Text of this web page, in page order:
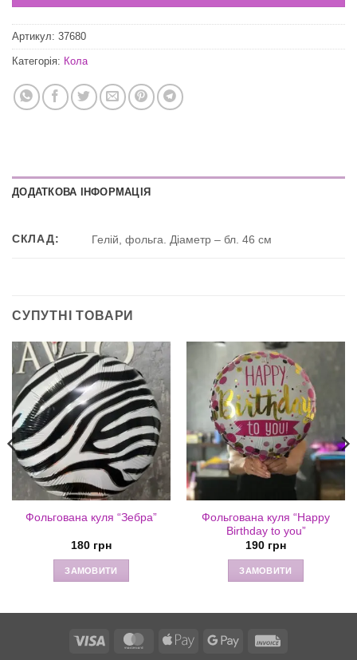
Артикул: 37680
Категорія: Кола
ДОДАТКОВА ІНФОРМАЦІЯ
СКЛАД: Гелій, фольга. Діаметр – бл. 46 см
СУПУТНІ ТОВАРИ
Фольгована куля “Зебра”
180 грн
ЗАМОВИТИ
Фольгована куля “Happy
Birthday to you”
190 грн
ЗАМОВИТИ
Visa MasterCardApple
Google